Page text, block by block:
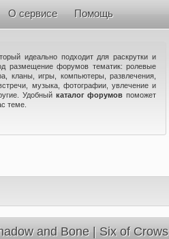
О сервисе Помощь
идеально подходит для раскрутки и
размещение форумов тематик: ролевые
кланы, игры, компьютеры, развлечения,
музыка, фотографии, увлечение и
Удобный каталог форумов поможет
теме.
and Bone | Six of Crows